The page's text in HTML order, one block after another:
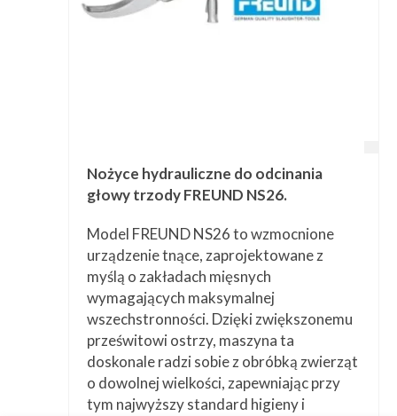
Nożyce hydrauliczne do odcinania
głowy trzody FREUND NS26.
Model FREUND NS26 to wzmocnione
urządzenie tnące, zaprojektowane z
myślą o zakładach mięsnych
wymagających maksymalnej
wszechstronności. Dzięki zwiększonemu
prześwitowi ostrzy, maszyna ta
doskonale radzi sobie z obróbką zwierząt
o dowolnej wielkości, zapewniając przy
tym najwyższy standard higieny i